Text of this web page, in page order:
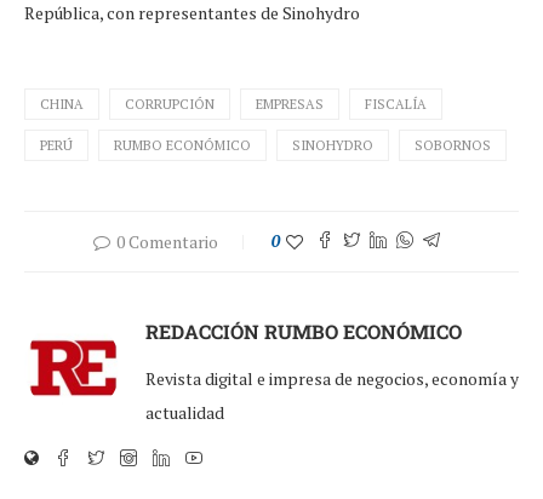
República, con representantes de Sinohydro
CHINA CORRUPCIÓN EMPRESAS FISCALÍA
PERÚ RUMBO ECONÓMICO SINOHYDRO SOBORNOS
0 Comentario 0
REDACCIÓN RUMBO ECONÓMICO
Revista digital e impresa de negocios, economía y
actualidad